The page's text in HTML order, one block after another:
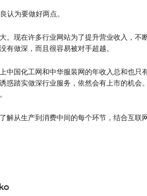
认为要做好两点。
。现在许多行业网站为了提升营业收入，不
有做深，而且很容易被对手超越。
中国化工网和中华服装网的年收入总和也只
惑踏实做深行业服务，依然会有上市的机会
解从生产到消费中间的每个环节，结合互联